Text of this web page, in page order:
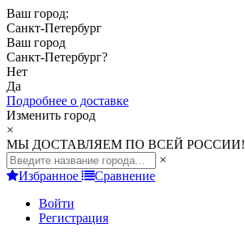
Ваш город:
Санкт-Петербург
Ваш город
Санкт-Петербург?
Нет
Да
Подробнее о доставке
Изменить город
×
МЫ ДОСТАВЛЯЕМ ПО ВСЕЙ РОССИИ!
×
Избранное
Сравнение
Войти
Регистрация